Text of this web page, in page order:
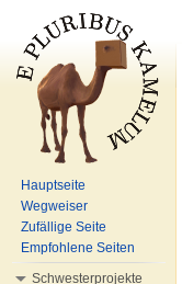
Hauptseite
Wegweiser
Zufällige Seite
Empfohlene Seiten
Schwesterprojekte